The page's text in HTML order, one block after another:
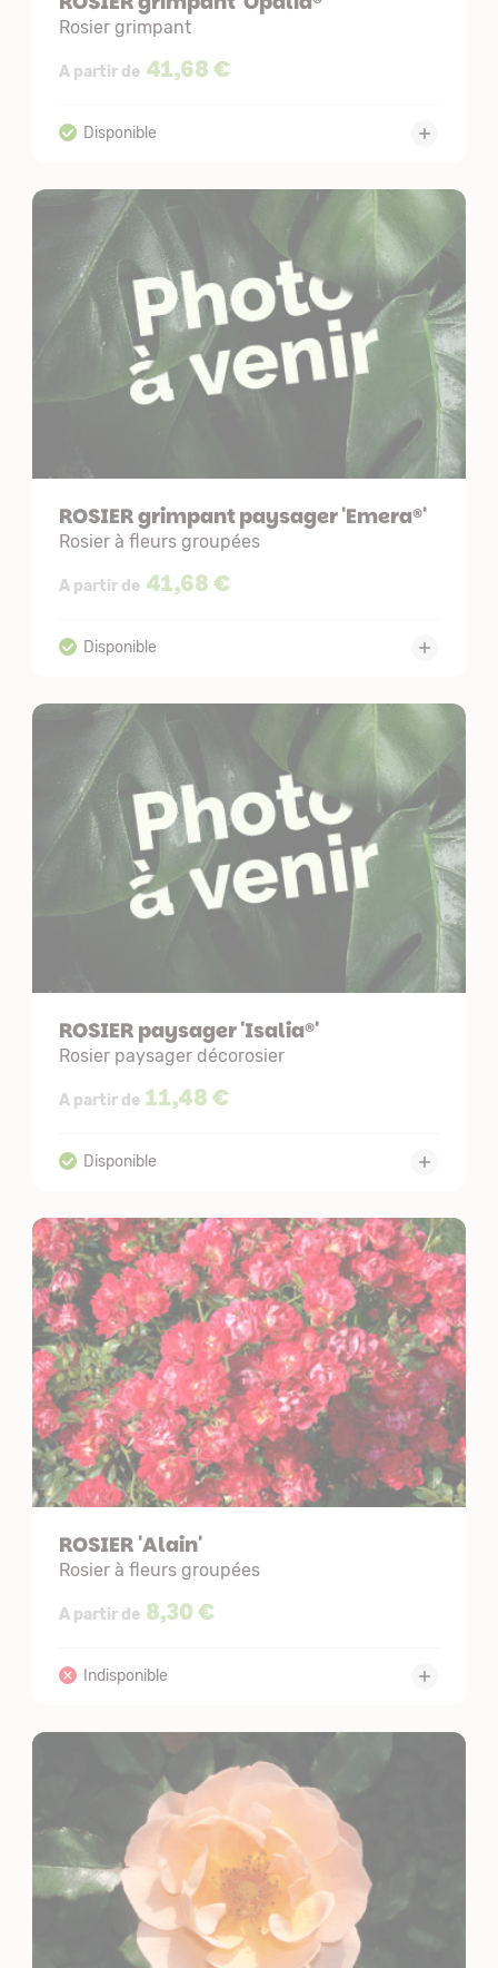
Rosier grimpant
A partir de 41,68 €
ROSIER grimpant paysager 'Emera®'
Rosier à fleurs groupées
A partir de 41,68 €
ROSIER paysager 'Isalia®'
Rosier paysager décorosier
A partir de 11,48 €
ROSIER 'Alain'
Rosier à fleurs groupées
A partir de 8,30 €